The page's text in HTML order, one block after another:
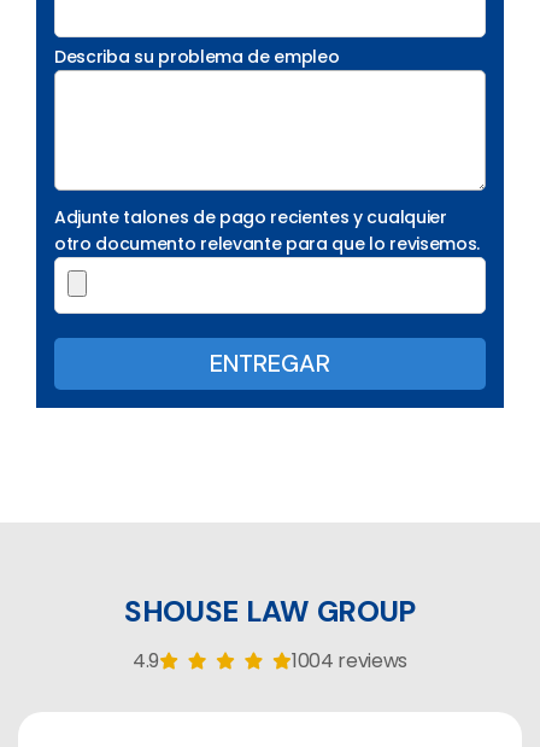
Describa su problema de empleo
Adjunte talones de pago recientes y cualquier
otro documento relevante para que lo revisemos.
SHOUSE LAW GROUP
4.9 1004 reviews